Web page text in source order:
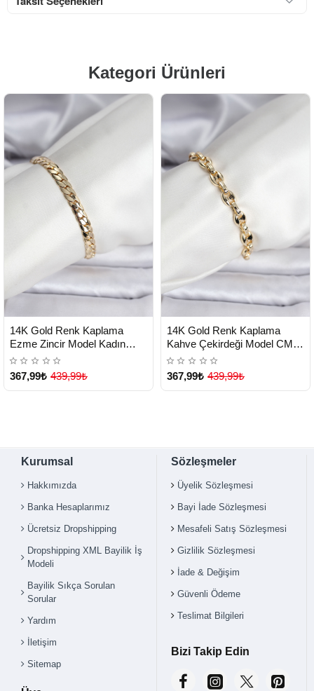
Kategori Ürünleri
TESLİMAT
14K Gold Renk Kaplama
Ezme Zincir Model Kadın
Bileklik - Lisinya
367,99₺ 439,99₺
TESLİMAT
14K Gold Renk Kaplama
Kahve Çekirdeği Model CM
Kadın Bileklik - Lisinya
367,99₺ 439,99₺
Kurumsal
Hakkımızda
Banka Hesaplarımız
Ücretsiz Dropshipping
Dropshipping XML Bayilik İş
Modeli
Bayilik Sıkça Sorulan
Sorular
Yardım
İletişim
Sitemap
Sözleşmeler
Üyelik Sözleşmesi
Bayi İade Sözleşmesi
Mesafeli Satış Sözleşmesi
Gizlilik Sözleşmesi
İade & Değişim
Güvenli Ödeme
Teslimat Bilgileri
Bizi Takip Edin